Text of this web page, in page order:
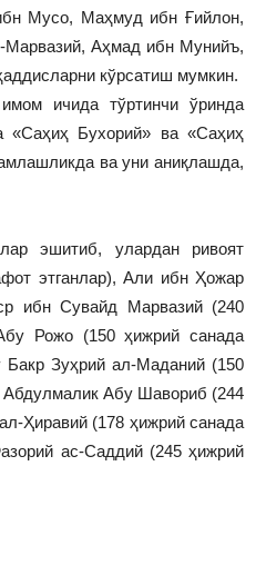
Мусо, Маҳмуд ибн Ғийлон,
Аҳмад ибн Мунийъ,
кўрсатиш мумкин.
ичида тўртинчи ўринда
«Саҳиҳ Бухорий» ва «Саҳиҳ
ва уни аниқлашда,
эшитиб, улардан ривоят
этганлар), Али ибн Ҳожар
ибн Сувайд Марвазий (240
Рожо (150 ҳижрий санада
Зуҳрий ал-Маданий (150
Абдулмалик Абу Шавориб (244
Ҳиравий (178 ҳижрий санада
ас-Саддий (245 ҳижрий